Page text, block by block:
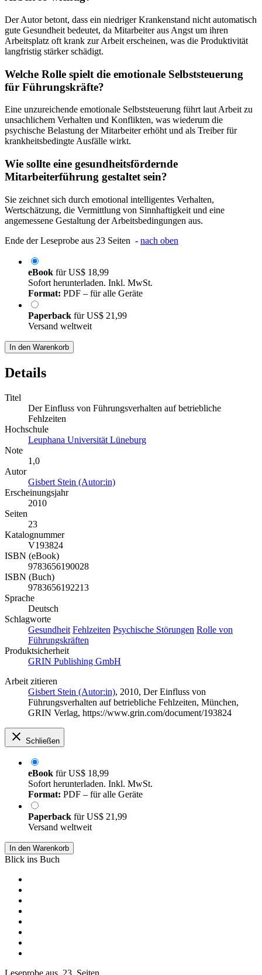
Der Autor betont, dass ein niedriger Krankenstand nicht automatisch
gute Gesundheit bedeutet, da Mitarbeiter aus Angst um ihren
Arbeitsplatz oft krank zur Arbeit erscheinen, was die Produktivität
langfristig stärker schädigt.
Welche Rolle spielt die emotionale Selbststeuerung
für Führungskräfte?
Eine unzureichende emotionale Selbststeuerung führt laut Arbeit zu
unsachlichem Verhalten und Konflikten, was wiederum die
psychische Belastung der Mitarbeiter erhöht und als Treiber für
krankheitsbedingte Ausfälle wirkt.
Wie sollte eine gesundheitsfördernde
Mitarbeiterführung gestaltet sein?
Sie zeichnet sich durch emotional intelligentes Verhalten,
Wertschätzung, die Vermittlung von Sinnhaftigkeit und eine
angemessene Gestaltung der Arbeitsbedingungen aus.
Ende der Leseprobe aus 23 Seiten - nach oben
eBook fürUS$ 18,99
Sofort herunterladen. Inkl. MwSt.
Format: PDF – für alle Geräte
Paperback fürUS$ 21,99
Versand weltweit
In den Warenkorb
Details
Titel
Der Einfluss von Führungsverhalten auf betriebliche
Fehlzeiten
Hochschule
Leuphana Universität Lüneburg
Note
1,0
Autor
Gisbert Stein (Autor:in)
Erscheinungsjahr
2010
Seiten
23
Katalognummer
V193824
ISBN (eBook)
9783656190028
ISBN (Buch)
9783656192213
Sprache
Deutsch
Schlagworte
Gesundheit Fehlzeiten Psychische Störungen Rolle von
Führungskräften
Produktsicherheit
GRIN Publishing GmbH
Arbeit zitieren
Gisbert Stein (Autor:in), 2010, Der Einfluss von
Führungsverhalten auf betriebliche Fehlzeiten, München,
GRIN Verlag, https://www.grin.com/document/193824
Schließen
eBook fürUS$ 18,99
Sofort herunterladen. Inkl. MwSt.
Format: PDF – für alle Geräte
Paperback fürUS$ 21,99
Versand weltweit
In den Warenkorb
Blick ins Buch
Leseprobe aus 23 Seiten